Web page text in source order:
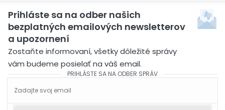
Prihláste sa na odber našich
bezplatných emailových newsletterov
a upozornení
Zostaňte informovaní, všetky dôležité správy
vám budeme posielať na váš email.
PRIHLÁSTE SA NA ODBER SPRÁV